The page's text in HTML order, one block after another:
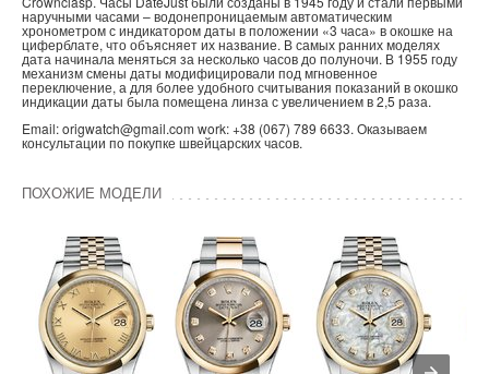
наручными часами – водонепроницаемым автоматическим
хронометром с индикатором даты в положении «3 часа» в окошке на
циферблате, что объясняет их название. В самых ранних моделях
дата начинала меняться за несколько часов до полуночи. В 1955 году
механизм смены даты модифицировали под мгновенное
переключение, а для более удобного считывания показаний в окошко
индикации даты была помещена линза с увеличением в 2,5 раза.
Email: origwatch@gmail.com work: +38 (067) 789 6633. Оказываем
консультации по покупке швейцарских часов.
ПОХОЖИЕ МОДЕЛИ